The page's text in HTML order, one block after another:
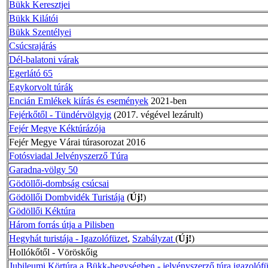
Bükk Keresztjei
Bükk Kilátói
Bükk Szentélyei
Csúcsrajárás
Dél-balatoni várak
Egerlátó 65
Egykorvolt túrák
Encián Emlékek kiírás és események 2021-ben
Fejérkőtől - Tündérvölgyig (2017. végével lezárult)
Fejér Megye Kéktúrázója
Fejér Megye Várai túrasorozat 2016
Fotósviadal Jelvényszerző Túra
Garadna-völgy 50
Gödöllői-dombság csúcsai
Gödöllői Dombvidék Turistája (Új!)
Gödöllői Kéktúra
Három forrás útja a Pilisben
Hegyhát turistája - Igazolófüzet, Szabályzat (Új!)
Hollókőtől - Vöröskőig
Jubileumi Körtúra a Bükk-hegységben - jelvényszerző túra